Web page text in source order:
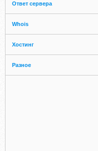
Ответ сервера
Whois
Хостинг
Разное